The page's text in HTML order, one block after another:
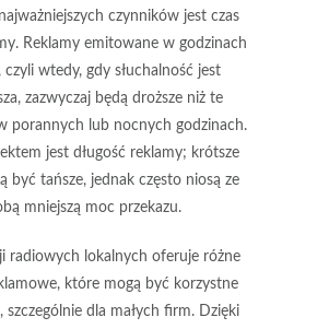
czynników jest czas
. Reklamy emitowane w godzinach
czyli wtedy, gdy słuchalność jest
zazwyczaj będą droższe niż te
porannych lub nocnych godzinach.
jest długość reklamy; krótsze
być tańsze, jednak często niosą ze
mniejszą moc przekazu.
radiowych lokalnych oferuje różne
, które mogą być korzystne
szczególnie dla małych firm. Dzięki